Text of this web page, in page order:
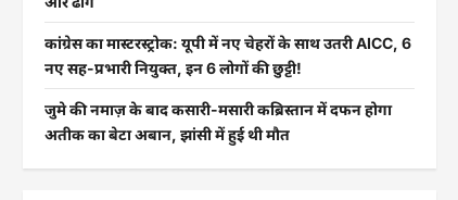
कांग्रेस का मास्टरस्ट्रोक: यूपी में नए चेहरों के साथ उतरी AICC, 6
नए सह-प्रभारी नियुक्त, इन 6 लोगों की छुट्टी!
जुमे की नमाज़ के बाद कसारी-मसारी कब्रिस्तान में दफन होगा
अतीक का बेटा अबान, झांसी में हुई थी मौत